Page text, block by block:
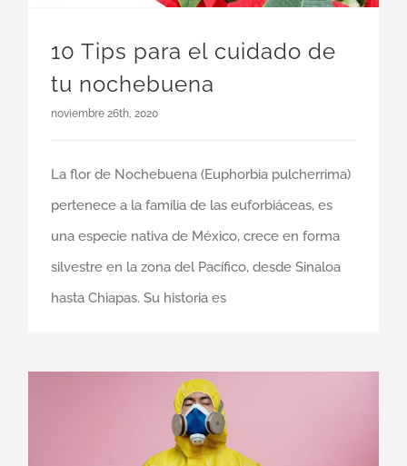
10 Tips para el cuidado de
tu nochebuena
noviembre 26th, 2020
La flor de Nochebuena (Euphorbia pulcherrima)
pertenece a la familia de las euforbiáceas, es
una especie nativa de México, crece en forma
silvestre en la zona del Pacífico, desde Sinaloa
hasta Chiapas. Su historia es